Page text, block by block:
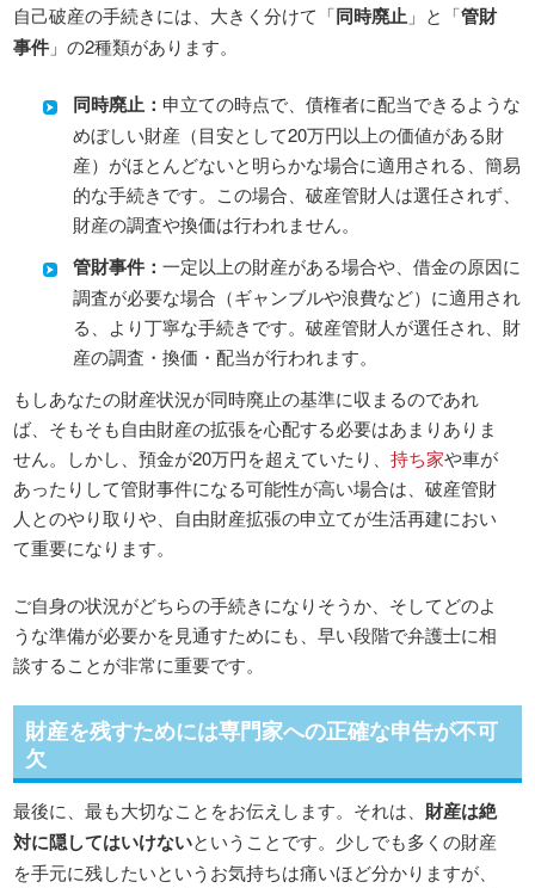
自己破産の手続きには、大きく分けて「同時廃止 」と「管財
事件 」の2種類があります。
同時廃止： 申立ての時点で、債権者に配当できるような
めぼしい財産（目安として20万円以上の価値がある財
産）がほとんどないと明らかな場合に適用される、簡易
的な手続きです。この場合、破産管財人は選任されず、
財産の調査や換価は行われません。
管財事件：一定以上の財産がある場合や、借金の原因に
調査が必要な場合（ギャンブルや浪費など）に適用され
る、より丁寧な手続きです。破産管財人が選任され、財
産の調査・換価・配当が行われます。
もしあなたの財産状況が同時廃止の基準に収まるのであれ
ば、そもそも自由財産の拡張を心配する必要はあまりありま
せん。しかし、預金が20万円を超えていたり、持ち家や車が
あったりして管財事件になる可能性が高い場合は、破産管財
人とのやり取りや、自由財産拡張の申立てが生活再建におい
て重要になります。
ご自身の状況がどちらの手続きになりそうか、そしてどのよ
うな準備が必要かを見通すためにも、早い段階で弁護士に相
談することが非常に重要です。
財産を残すためには専門家への正確な申告が不可
欠
最後に、最も大切なことをお伝えします。それは、 財産は絶
対に隠してはいけないということです。少しでも多くの財産
を手元に残したいというお気持ちは痛いほど分かりますが、